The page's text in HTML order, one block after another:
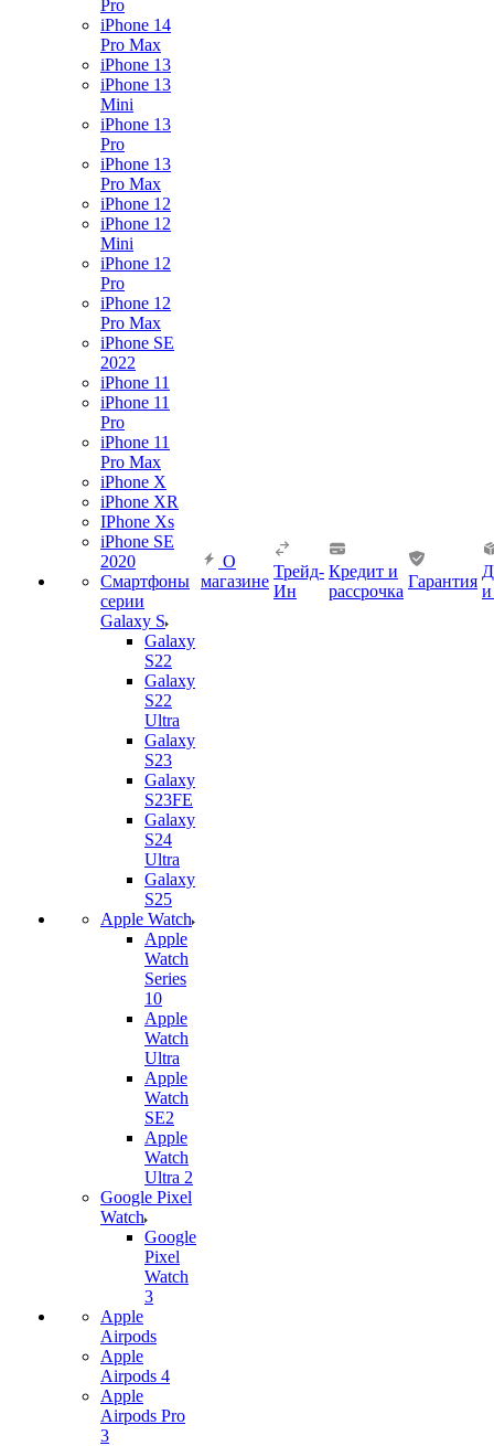
Pro
iPhone 14
Pro Max
iPhone 13
iPhone 13
Mini
iPhone 13
Pro
iPhone 13
Pro Max
iPhone 12
iPhone 12
Mini
iPhone 12
Pro
iPhone 12
Pro Max
iPhone SE
2022
iPhone 11
iPhone 11
Pro
iPhone 11
Pro Max
iPhone X
iPhone XR
IPhone Xs
iPhone SE
2020
Смартфоны
серии
Galaxy S
Galaxy
S22
Galaxy
S22
Ultra
Galaxy
S23
Galaxy
S23FE
Galaxy
S24
Ultra
Galaxy
S25
Apple Watch
Apple
Watch
Series
10
Apple
Watch
Ultra
Apple
Watch
SE2
Apple
Watch
Ultra 2
Google Pixel
Watch
Google
Pixel
Watch
3
Apple
Airpods
Apple
Airpods 4
Apple
Airpods Pro
3
О
магазине
Трейд-
Ин
Кредит и
рассрочка
Гарантия
и